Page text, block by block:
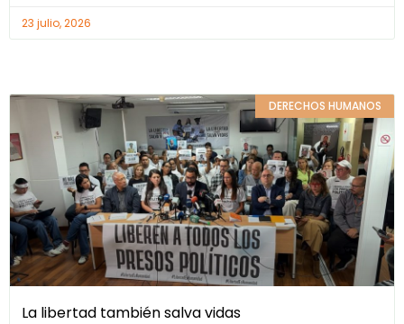
23 julio, 2026
DERECHOS HUMANOS
La libertad también salva vidas